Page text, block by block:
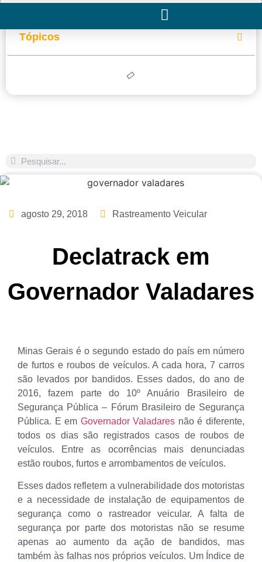
Tópicos
agosto 29, 2018 Rastreamento Veicular
Declatrack em
Governador Valadares
Minas Gerais é o segundo estado do país em número
de furtos e roubos de veículos. A cada hora, 7 carros
são levados por bandidos. Esses dados, do ano de
2016, fazem parte do 10º Anuário Brasileiro de
Segurança Pública – Fórum Brasileiro de Segurança
Pública. E em Governador Valadares não é diferente,
todos os dias são registrados casos de roubos de
veículos. Entre as ocorrências mais denunciadas
estão roubos, furtos e arrombamentos de veículos.
Esses dados refletem a vulnerabilidade dos motoristas
e a necessidade de instalação de equipamentos de
segurança como o rastreador veicular. A falta de
segurança por parte dos motoristas não se resume
apenas ao aumento da ação de bandidos, mas
também às falhas nos próprios veículos. Um Índice de